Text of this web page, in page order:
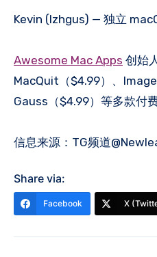
Kevin (lzhgus) — 独立
Awesome Mac Apps 创始
MacQuit（$4.99）、
Gauss（$4.99）等多款付
信息来源：TG频道
Share via:
Facebook X